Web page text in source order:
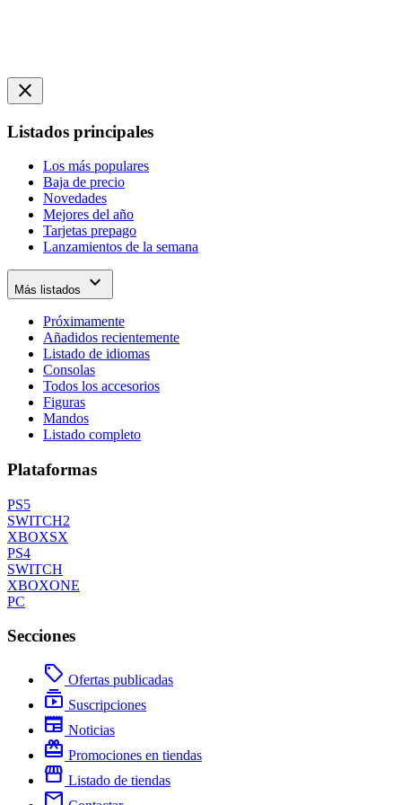
close
Listados principales
Los más populares
Baja de precio
Novedades
Mejores del año
Tarjetas prepago
Lanzamientos de la semana
Más listados expand_more
Próximamente
Añadidos recientemente
Listado de idiomas
Consolas
Todos los accesorios
Figuras
Mandos
Listado completo
Plataformas
PS5
SWITCH2
XBOXSX
PS4
SWITCH
XBOXONE
PC
Secciones
local_offer Ofertas publicadas
subscriptions Suscripciones
newspaper Noticias
redeem Promociones en tiendas
storefront Listado de tiendas
mail